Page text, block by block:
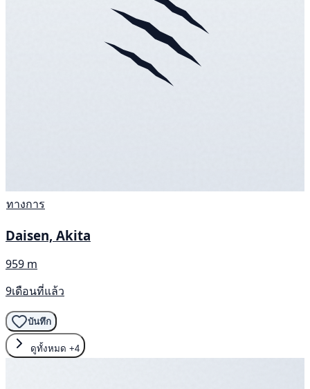
ทางการ
Daisen, Akita
959 m
9เดือนที่แล้ว
บันทึก
ดูทั้งหมด +4